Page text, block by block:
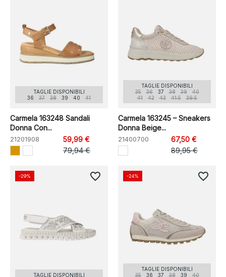
TAGLIE DISPONIBILI
36
37 38 39 40 41
Carmela 163248 Sandali
Donna Con...
21201908
59,99 €
79,94 €
TAGLIE DISPONIBILI
35
36 37 38 39
40
41
42 43 41.5 39.5
Carmela 163245 – Sneakers
Donna Beige...
21400700
67,50 €
89,95 €
TAGLIE DISPONIBILI
-29% favorite_border
TAGLIE DISPONIBILI
35
36 37 38 39
40
-24% favorite_border